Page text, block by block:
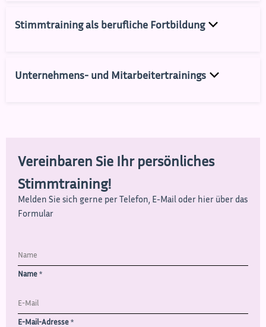
Stimmtraining als berufliche Fortbildung
Unternehmens- und Mitarbeitertrainings
Vereinbaren Sie Ihr persönliches
Stimmtraining!
Melden Sie sich gerne per Telefon, E-Mail oder hier über das
Formular
Name*
E-Mail-Adresse*